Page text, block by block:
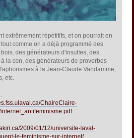
extrêmement répétitifs, et on pourrait en
comme on a déjà programmé des
des générateurs d'insultes, des
la con, des générateurs de proverbes
à la Jean-Claude Vandamme,
etc.
ChaireClaire-
2009/01/12/universite-laval-